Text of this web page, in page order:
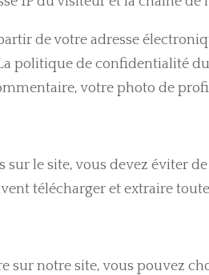
de votre adresse
politique de confidentialité
votre photo de
sur le site, vous devez éviter
télécharger et extraire
sur notre site, vous pouvez